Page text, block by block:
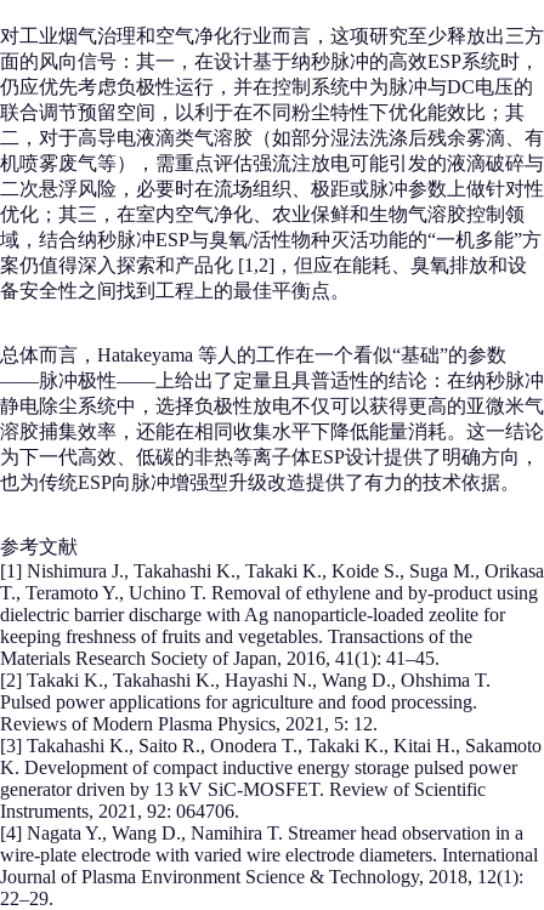
对工业烟气治理和空气净化行业而言，这项研究至少释放出三方
面的风向信号：其一，在设计基于纳秒脉冲的高效ESP系统时，
仍应优先考虑负极性运行，并在控制系统中为脉冲与DC电压的
联合调节预留空间，以利于在不同粉尘特性下优化能效比；其
二，对于高导电液滴类气溶胶（如部分湿法洗涤后残余雾滴、有
机喷雾废气等），需重点评估强流注放电可能引发的液滴破碎与
二次悬浮风险，必要时在流场组织、极距或脉冲参数上做针对性
优化；其三，在室内空气净化、农业保鲜和生物气溶胶控制领
域，结合纳秒脉冲ESP与臭氧/活性物种灭活功能的“一机多能”方
案仍值得深入探索和产品化 [1,2]，但应在能耗、臭氧排放和设
备安全性之间找到工程上的最佳平衡点。
总体而言，Hatakeyama 等人的工作在一个看似“基础”的参数
——脉冲极性——上给出了定量且具普适性的结论：在纳秒脉冲
静电除尘系统中，选择负极性放电不仅可以获得更高的亚微米气
溶胶捕集效率，还能在相同收集水平下降低能量消耗。这一结论
为下一代高效、低碳的非热等离子体ESP设计提供了明确方向，
也为传统ESP向脉冲增强型升级改造提供了有力的技术依据。
参考文献
[1] Nishimura J., Takahashi K., Takaki K., Koide S., Suga M., Orikasa
T., Teramoto Y., Uchino T. Removal of ethylene and by-product using
dielectric barrier discharge with Ag nanoparticle-loaded zeolite for
keeping freshness of fruits and vegetables. Transactions of the
Materials Research Society of Japan, 2016, 41(1): 41–45.
[2] Takaki K., Takahashi K., Hayashi N., Wang D., Ohshima T.
Pulsed power applications for agriculture and food processing.
Reviews of Modern Plasma Physics, 2021, 5: 12.
[3] Takahashi K., Saito R., Onodera T., Takaki K., Kitai H., Sakamoto
K. Development of compact inductive energy storage pulsed power
generator driven by 13 kV SiC-MOSFET. Review of Scientific
Instruments, 2021, 92: 064706.
[4] Nagata Y., Wang D., Namihira T. Streamer head observation in a
wire-plate electrode with varied wire electrode diameters. International
Journal of Plasma Environment Science & Technology, 2018, 12(1):
22–29.